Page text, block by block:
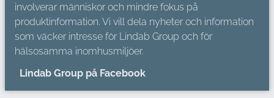
involverar människor och mindre fokus på
produktinformation. Vi vill dela nyheter och information
som väcker intresse för Lindab Group och för
hälsosamma inomhusmiljöer.
Lindab Group på Facebook